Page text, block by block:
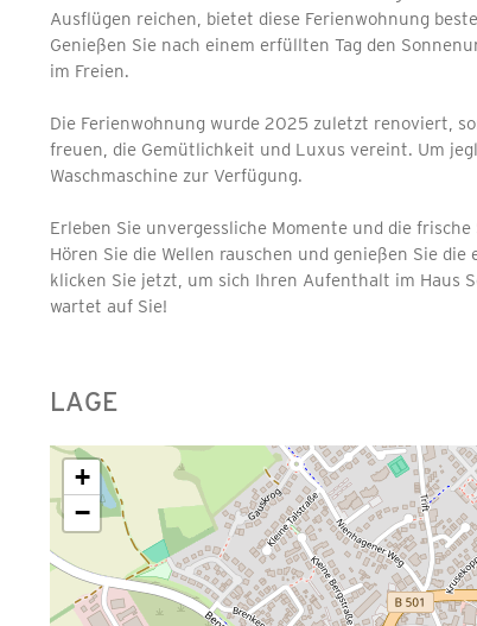
Ausflügen reichen, bietet diese Ferienwohnung
Genießen Sie nach einem erfüllten Tag den
im Freien.
Die Ferienwohnung wurde 2025 zuletzt renoviert,
freuen, die Gemütlichkeit und Luxus vereint. Um
Waschmaschine zur Verfügung.
Erleben Sie unvergessliche Momente und die
Hören Sie die Wellen rauschen und genießen Sie
klicken Sie jetzt, um sich Ihren Aufenthalt im Haus
wartet auf Sie!
LAGE
+
−